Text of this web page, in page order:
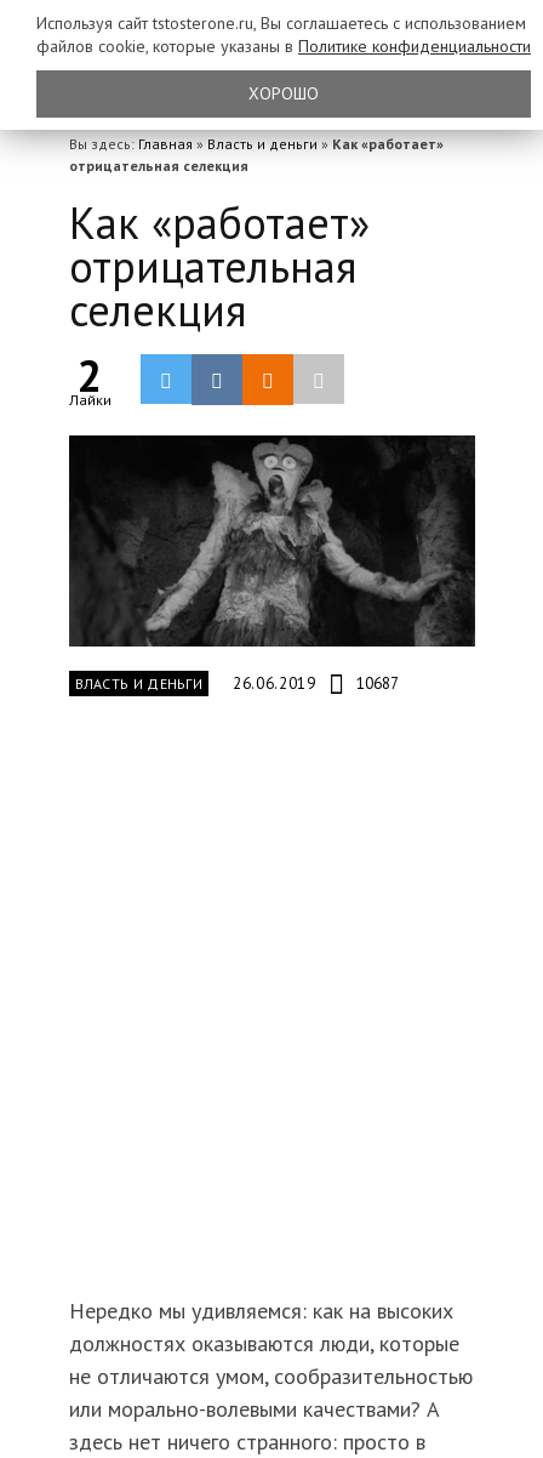
Вы здесь: Главная » Власть и деньги » Как «работает»
отрицательная селекция
Как «работает»
отрицательная
селекция
2
Лайки
ВЛАСТЬ И ДЕНЬГИ 26.06.2019 10687
Нередко мы удивляемся: как на высоких
должностях оказываются люди, которые
не отличаются умом, сообразительностью
или морально-волевыми качествами? А
здесь нет ничего странного: просто в
Используя сайт tstosterone.ru, Вы соглашаетесь с использованием
файлов cookie, которые указаны в Политике конфиденциальности
ХОРОШО